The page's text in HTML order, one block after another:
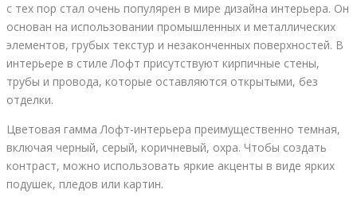
с тех пор стал очень популярен в мире дизайна интерьера. Он
основан на использовании промышленных и металлических
элементов, грубых текстур и незаконченных поверхностей. В
интерьере в стиле Лофт присутствуют кирпичные стены,
трубы и провода, которые оставляются открытыми, без
отделки.
Цветовая гамма Лофт-интерьера преимущественно темная,
включая черный, серый, коричневый, охра. Чтобы создать
контраст, можно использовать яркие акценты в виде ярких
подушек, пледов или картин.